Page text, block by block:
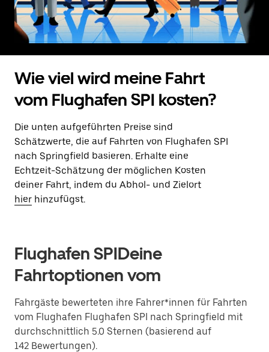
Wie viel wird meine Fahrt
vom Flughafen SPI kosten?
Die unten aufgeführten Preise sind
Schätzwerte, die auf Fahrten von Flughafen SPI
nach Springfield basieren. Erhalte eine
Echtzeit-Schätzung der möglichen Kosten
deiner Fahrt, indem du Abhol- und Zielort
hier hinzufügst.
Flughafen SPIDeine
Fahrtoptionen vom
Fahrgäste bewerteten ihre Fahrer*innen für Fahrten
vom Flughafen Flughafen SPI nach Springfield mit
durchschnittlich 5.0 Sternen (basierend auf
142 Bewertungen).